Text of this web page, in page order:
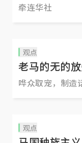
牵连华社
观点
老马的无的
哗众取宠，制造
观点